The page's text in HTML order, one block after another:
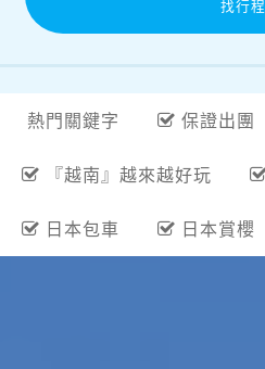
找行程
熱門關鍵字 保證出團
『越南』越來越好玩
日本包車 日本賞櫻